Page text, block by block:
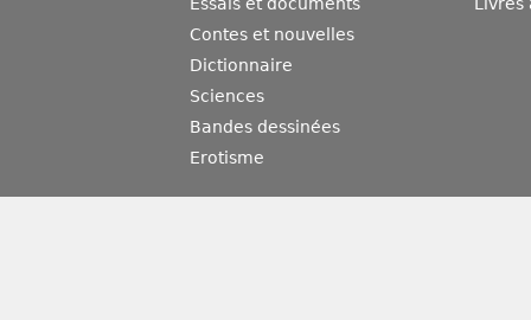
Essais et documents
Contes et nouvelles
Dictionnaire
Sciences
Bandes dessinées
Erotisme
Livres